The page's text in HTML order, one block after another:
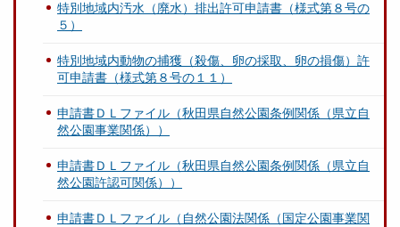
特別地域内汚水（廃水）排出許可申請書（様式第８号の
５）
特別地域内動物の捕獲（殺傷、卵の採取、卵の損傷）許
可申請書（様式第８号の１１）
申請書ＤＬファイル（秋田県自然公園条例関係（県立自
然公園事業関係））
申請書ＤＬファイル（秋田県自然公園条例関係（県立自
然公園許認可関係））
申請書ＤＬファイル（自然公園法関係（国定公園事業関